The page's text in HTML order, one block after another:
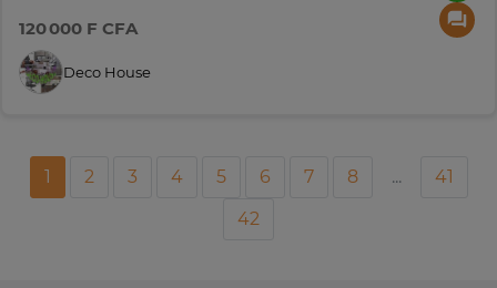
120 000 F CFA
Deco House
1 2 3 4 5 6 7 8 ...
41
42